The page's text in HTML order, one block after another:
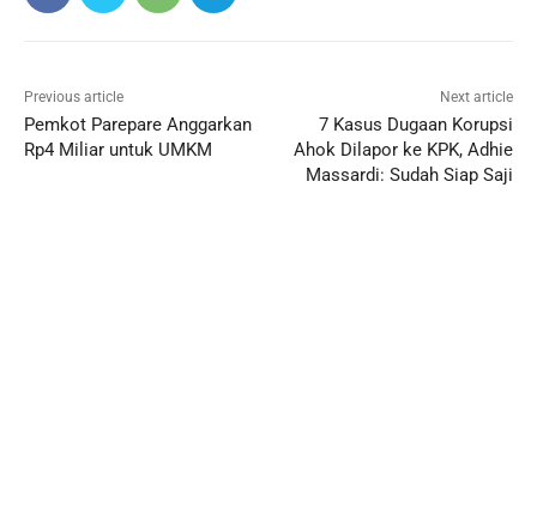
Previous article
Pemkot Parepare Anggarkan
Rp4 Miliar untuk UMKM
Next article
7 Kasus Dugaan Korupsi
Ahok Dilapor ke KPK, Adhie
Massardi: Sudah Siap Saji